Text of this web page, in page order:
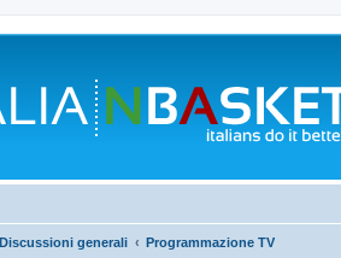
Discussioni generali Programmazione TV